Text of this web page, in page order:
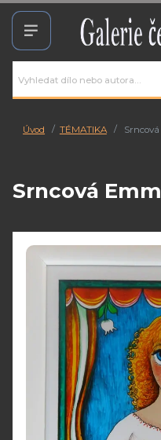
Úvod TÉMATIKA
Srncová